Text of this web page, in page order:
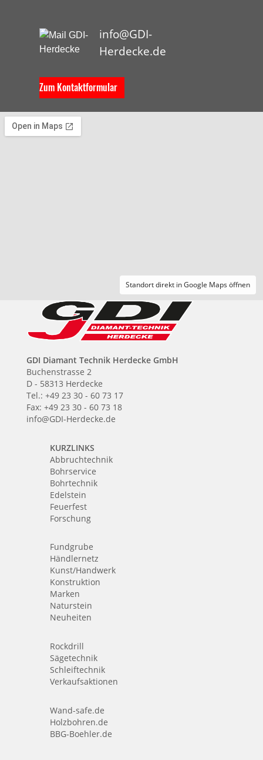
info@GDI-
Herdecke.de
Zum Kontaktformular
Standort direkt in Google Maps öffnen
GDI Diamant Technik Herdecke GmbH
Buchenstrasse 2
D - 58313 Herdecke
Tel.: +49 23 30 - 60 73 17
Fax: +49 23 30 - 60 73 18
info@GDI-Herdecke.de
KURZLINKS
Abbruchtechnik
Bohrservice
Bohrtechnik
Edelstein
Feuerfest
Forschung
Fundgrube
Händlernetz
Kunst/Handwerk
Konstruktion
Marken
Naturstein
Neuheiten
Rockdrill
Sägetechnik
Schleiftechnik
Verkaufsaktionen
Wand-safe.de
Holzbohren.de
BBG-Boehler.de